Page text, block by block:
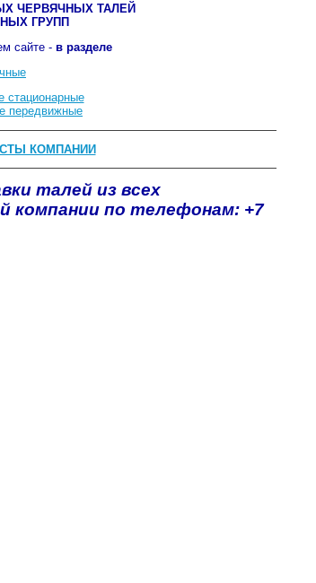
ЧЕРВЯЧНЫХ ТАЛЕЙ
ГРУПП
сайте - в разделе
стационарные
передвижные
КОМПАНИИ
талей из всех
компании по телефонам: +7